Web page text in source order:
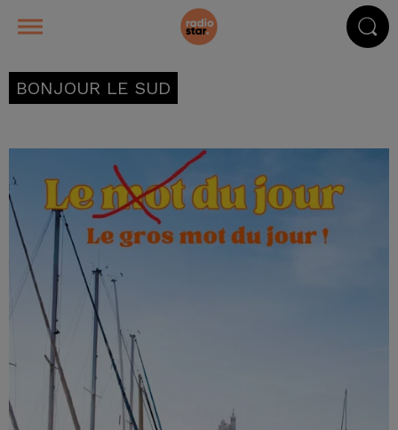
BONJOUR LE SUD